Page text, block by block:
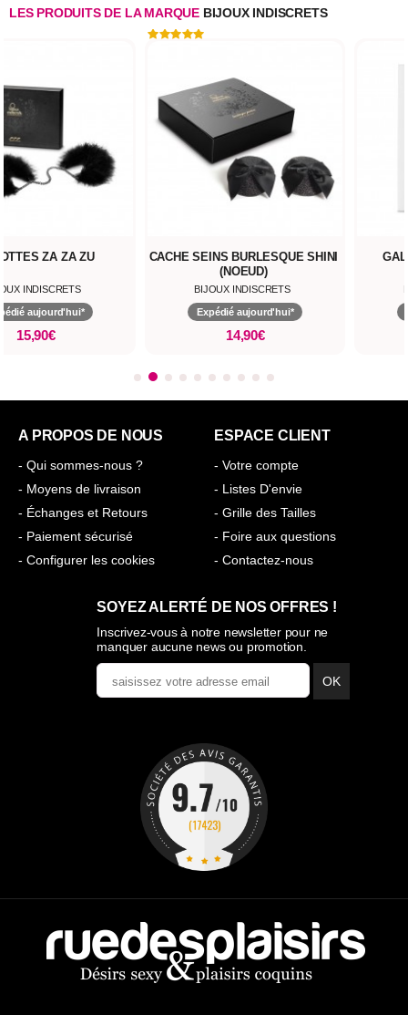
LES PRODUITS DE LA MARQUE BIJOUX INDISCRETS
ZA ZA ZU
INDISCRETS
aujourd'hui*
15,90€
CACHE SEINS BURLESQUE SHINI
(NOEUD)
BIJOUX INDISCRETS
Expédié aujourd'hui*
14,90€
A PROPOS DE NOUS
- Qui sommes-nous ?
- Moyens de livraison
- Échanges et Retours
- Paiement sécurisé
- Configurer les cookies
ESPACE CLIENT
- Votre compte
- Listes D'envie
- Grille des Tailles
- Foire aux questions
- Contactez-nous
SOYEZ ALERTÉ DE NOS OFFRES !
Inscrivez-vous à notre newsletter pour ne
manquer aucune news ou promotion.
OK